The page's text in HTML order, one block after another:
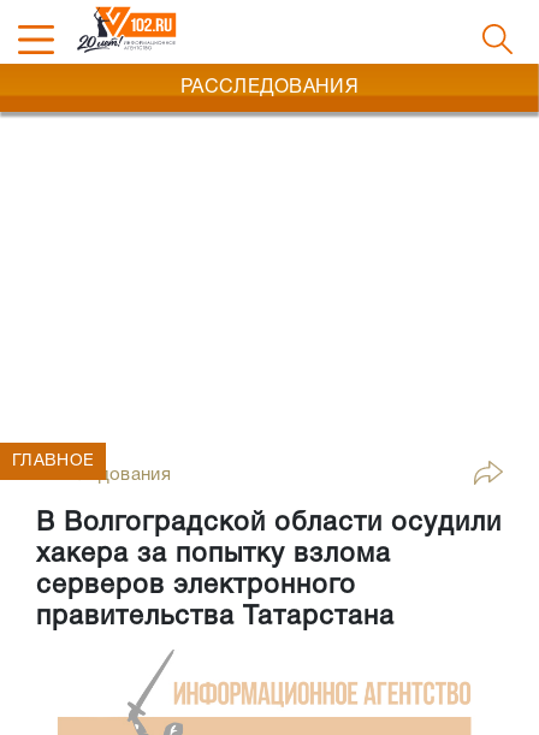
РАССЛЕДОВАНИЯ
Расследования
В Волгоградской области осудили
хакера за попытку взлома
серверов электронного
правительства Татарстана
ГЛАВНОЕ